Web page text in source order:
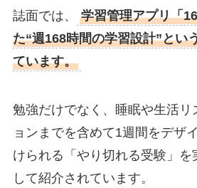
誌面では、
学習管理アプリ「
た“週168時間の学習設計”とい
ています。
勉強だけでなく、睡眠や生活リ
ョンまでを含めて1週間をデザ
けられる「やり切れる受験」を
して紹介されています。